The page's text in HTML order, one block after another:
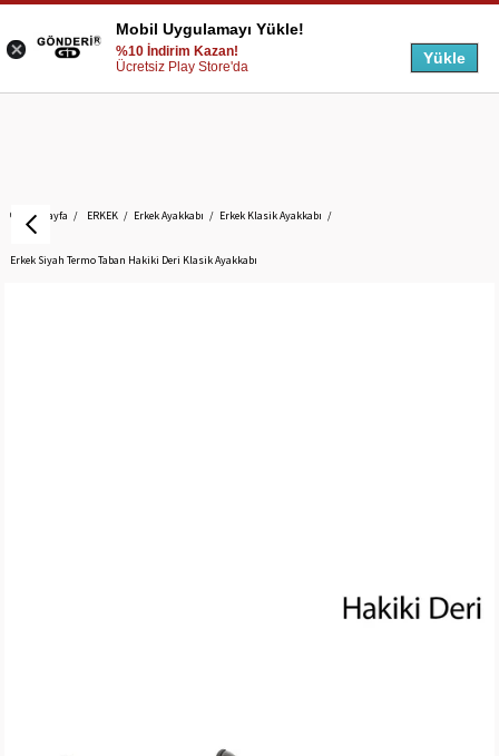
Anasayfa ERKEK Erkek Ayakkabı Erkek Klasik Ayakkabı
Erkek Siyah Termo Taban Hakiki Deri Klasik Ayakkabı
Mobil Uygulamayı Yükle!
%10 İndirim Kazan!
Ücretsiz Play Store'da
Yükle